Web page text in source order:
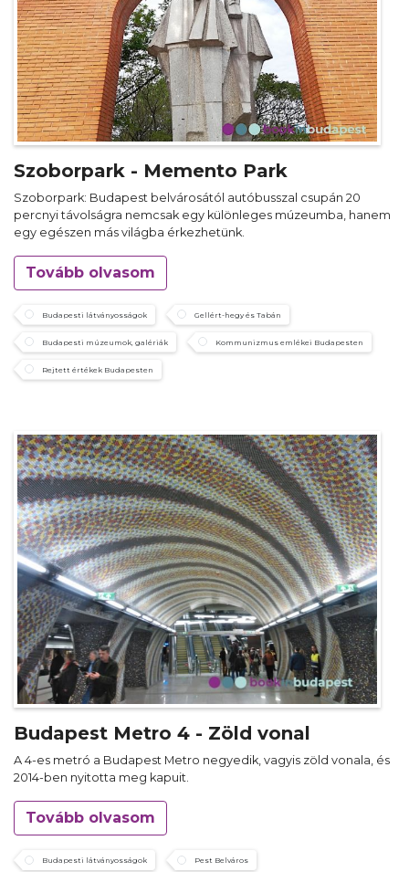
Szoborpark - Memento Park
Szoborpark: Budapest belvárosától autóbusszal csupán 20
percnyi távolságra nemcsak egy különleges múzeumba, hanem
egy egészen más világba érkezhetünk.
Tovább olvasom
Budapesti látványosságok Gellért-hegy és Tabán
Budapesti múzeumok, galériák Kommunizmus emlékei Budapesten
Rejtett értékek Budapesten
Budapest Metro 4 - Zöld vonal
A 4-es metró a Budapest Metro negyedik, vagyis zöld vonala, és
2014-ben nyitotta meg kapuit.
Tovább olvasom
Budapesti látványosságok Pest Belváros